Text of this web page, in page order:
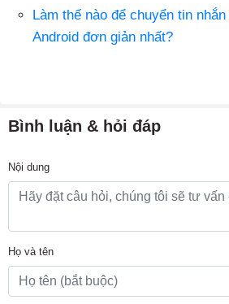
Làm thế nào để chuyển tin
Android đơn giản nhất?
Bình luận & hỏi đáp
Nội dung
Họ và tên